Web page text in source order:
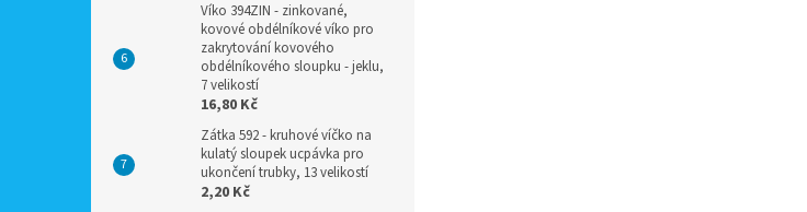
Víko 394ZIN - zinkované,
kovové obdélníkové víko pro
zakrytování kovového
obdélníkového sloupku - jeklu,
7 velikostí
16,80 Kč
Zátka 592 - kruhové víčko na
kulatý sloupek ucpávka pro
ukončení trubky, 13 velikostí
2,20 Kč